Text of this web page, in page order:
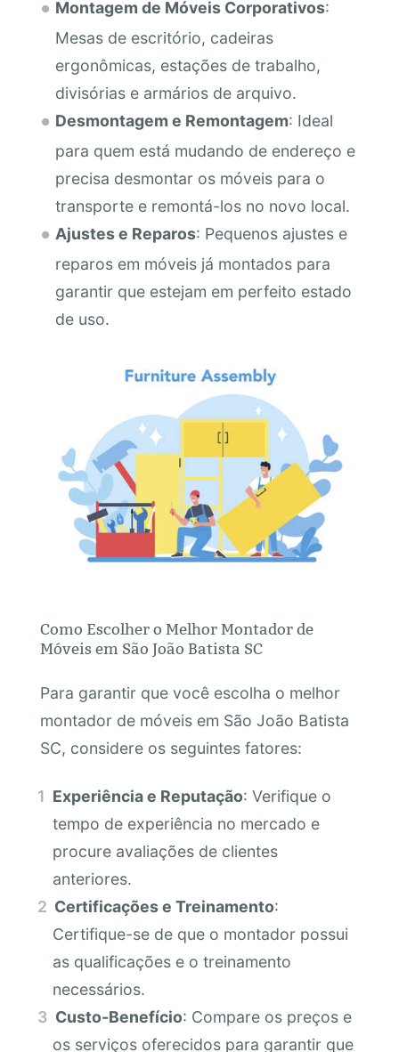
Montagem de Móveis Corporativos:
Mesas de escritório, cadeiras
ergonômicas, estações de trabalho,
divisórias e armários de arquivo.
Desmontagem e Remontagem: Ideal
para quem está mudando de endereço e
precisa desmontar os móveis para o
transporte e remontá-los no novo local.
Ajustes e Reparos: Pequenos ajustes e
reparos em móveis já montados para
garantir que estejam em perfeito estado
de uso.
Como Escolher o Melhor Montador de
Móveis em São João Batista SC
Para garantir que você escolha o melhor
montador de móveis em São João Batista
SC, considere os seguintes fatores:
Experiência e Reputação: Verifique o
tempo de experiência no mercado e
procure avaliações de clientes
anteriores.
Certificações e Treinamento:
Certifique-se de que o montador possui
as qualificações e o treinamento
necessários.
Custo-Benefício: Compare os preços e
os serviços oferecidos para garantir que